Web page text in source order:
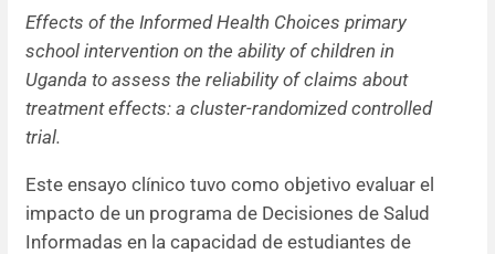
Effects of the Informed Health Choices primary
school intervention on the ability of children in
Uganda to assess the reliability of claims about
treatment effects: a cluster-randomized controlled
trial.
Este ensayo clínico tuvo como objetivo evaluar el
impacto de un programa de Decisiones de Salud
Informadas en la capacidad de estudiantes de